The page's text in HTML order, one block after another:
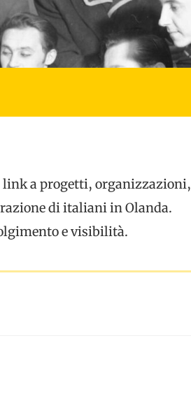
a progetti, organizzazioni,
di italiani in Olanda.
e visibilità.